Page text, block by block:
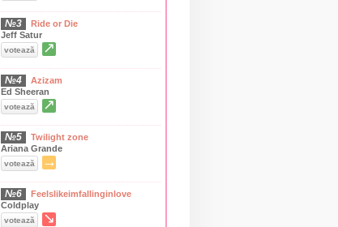
№3
Ride or Die
Jeff Satur
votează ↗
№4
Azizam
Ed Sheeran
votează ↗
№5
Twilight zone
Ariana Grande
votează →
№6
Feelslikeimfallinginlove
Coldplay
votează ↘